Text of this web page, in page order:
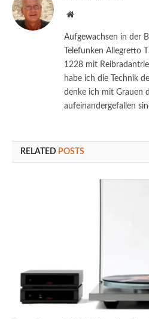
Website
Aufgewachsen in der
Telefunken Allegretto
1228 mit
habe ich die Technik
denke ich mit Grauen
aufeinandergefallen
RELATED POSTS